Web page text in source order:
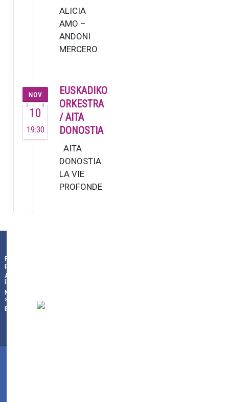
ALICIA
AMO –
ANDONI
MERCERO
una de las
voces más
versátiles
del
musical
españ…
NOV
10
19:30
EUSKADIKO
ORKESTRA
/ AITA
DONOSTIA
AITA
DONOSTIA:
LA VIE
PROFONDE
Política de
privacidad
Aviso
legal
Mapa del
sitio
Buscador